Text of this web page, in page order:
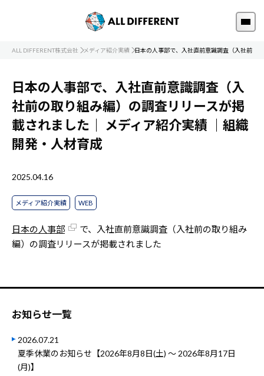
ALL DIFFERENT株式会社 メディア紹介実績 日本の人事部で、入社直前意識調査（入社前の
日本の人事部で、入社直前意識調査（入
社前の取り組み編）の調査リリースが掲
載されました｜ メディア紹介実績
｜組織
開発・人材育成
2025.04.16
メディア紹介実績 WEB
日本の人事部
で、入社直前意識調査（入社前の取り組み
編）の調査リリースが掲載されました
お知らせ一覧
2026.07.21
夏季休業のお知らせ【2026年8月8日(土) ～ 2026年8月17日
(月)】